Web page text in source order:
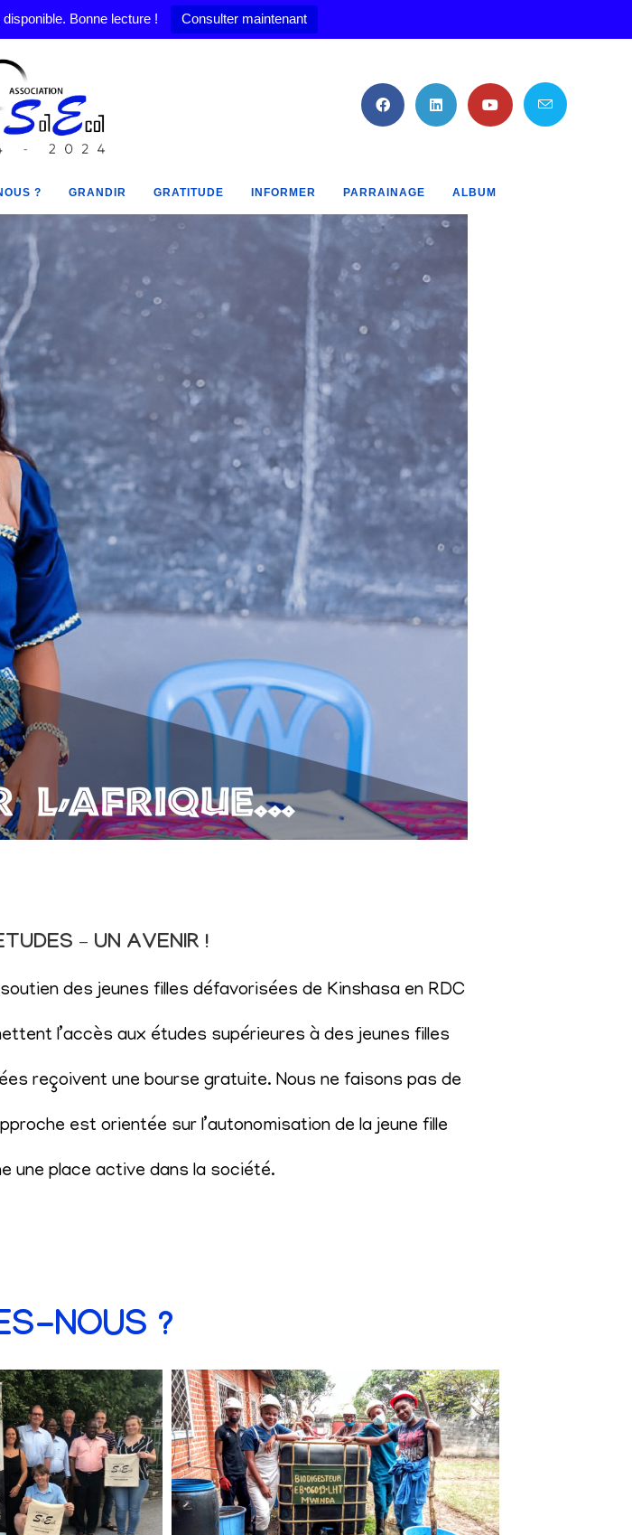
Bonne lecture ! Consulter maintenant
? GRANDIR GRATITUDE INFORMER PARRAINAGE ALBUM
– UN AVENIR !
des jeunes filles défavorisées de Kinshasa en RDC
l’accès aux études supérieures à des jeunes filles
reçoivent une bourse gratuite. Nous ne faisons pas de
est orientée sur l’autonomisation de la jeune fille
une place active dans la société.
NOUS ?